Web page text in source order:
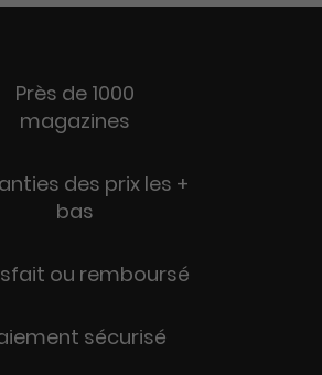
Près de 1000
magazines
des prix les +
bas
ou remboursé
sécurisé